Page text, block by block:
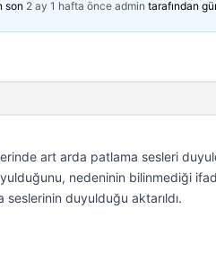
son 2 ay 1 hafta önce admin tarafından
art arda patlama sesleri
nedeninin bilinmediği
duyulduğu aktarıldı.